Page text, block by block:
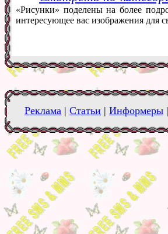
«Рисунки» поделены на более
интересующее вас изображения для
Реклама | Статьи | Информеры |